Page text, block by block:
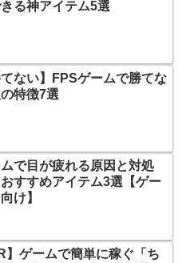
る神アイテム5選
てない】FPSゲームで勝てな
特徴7選
で目が疲れる原因と対処
すすめアイテム3選【ゲー
け】
】ゲームで簡単に稼ぐ「ち